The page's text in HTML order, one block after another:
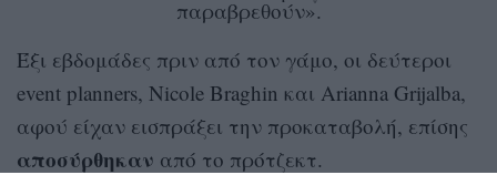
παραβρεθούν».
Έξι εβδομάδες πριν από τον γάμο, οι δεύτεροι
event planners, Nicole Braghin και Arianna Grijalba,
αφού είχαν εισπράξει την προκαταβολή, επίσης
αποσύρθηκαν από το πρότζεκτ.